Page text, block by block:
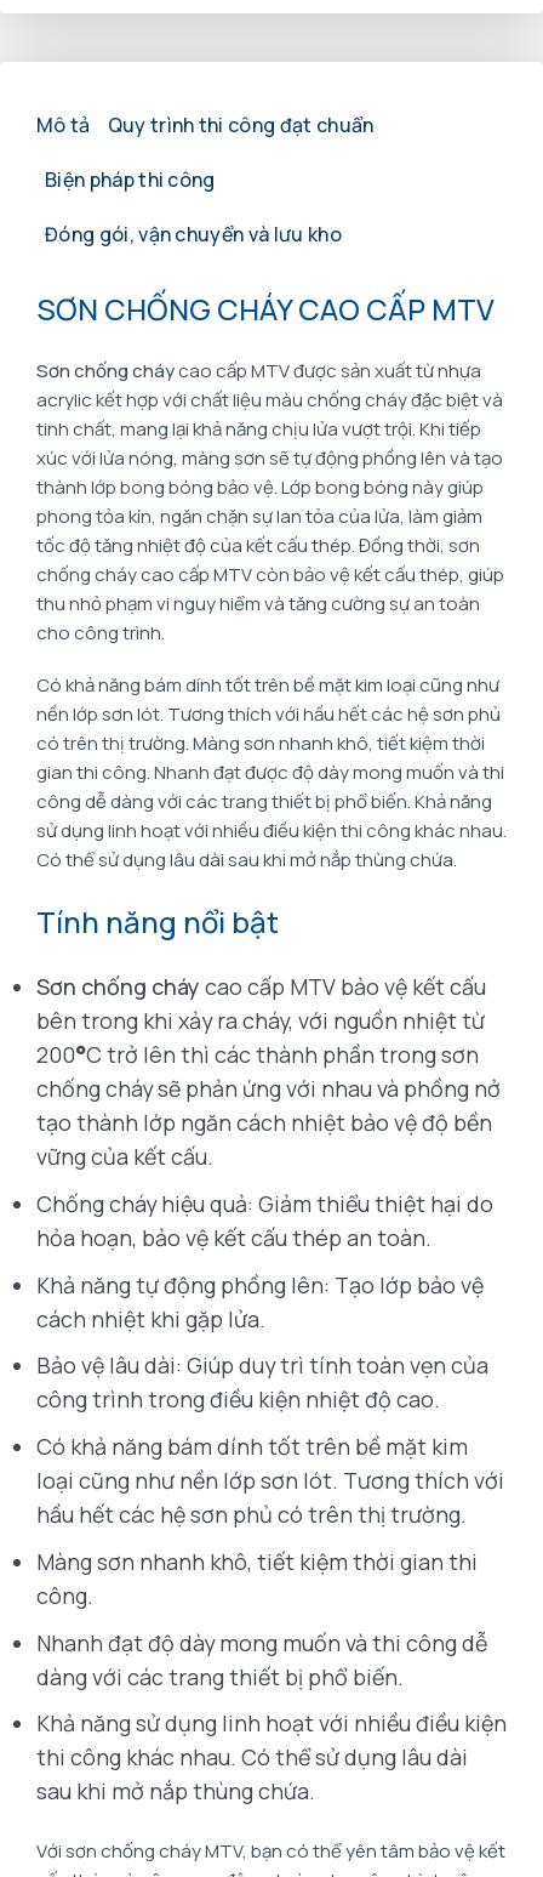
Mô tả Quy trình thi công đạt chuẩn
Biện pháp thi công
Đóng gói, vận chuyển và lưu kho
SƠN CHỐNG CHÁY CAO CẤP MTV
Sơn chống cháycao cấp MTV được sản xuất từ nhựa
acrylic kết hợp với chất liệu màu chống cháy đặc biệt và
tinh chất, mang lại khả năng chịu lửa vượt trội. Khi tiếp
xúc với lửa nóng, màng sơn sẽ tự động phồng lên và tạo
thành lớp bong bóng bảo vệ. Lớp bong bóng này giúp
phong tỏa kín, ngăn chặn sự lan tỏa của lửa, làm giảm
tốc độ tăng nhiệt độ của kết cấu thép. Đồng thời, sơn
chống cháy cao cấp MTV còn bảo vệ kết cấu thép, giúp
thu nhỏ phạm vi nguy hiểm và tăng cường sự an toàn
cho công trình.
Có khả năng bám dính tốt trên bề mặt kim loại cũng như
nền lớp sơn lót. Tương thích với hầu hết các hệ sơn phủ
có trên thị trường. Màng sơn nhanh khô, tiết kiệm thời
gian thi công. Nhanh đạt được độ dày mong muốn và thi
công dễ dàng với các trang thiết bị phổ biến. Khả năng
sử dụng linh hoạt với nhiều điều kiện thi công khác nhau.
Có thể sử dụng lâu dài sau khi mở nắp thùng chứa.
Tính năng nổi bật
Sơn chống cháy cao cấp MTV bảo vệ kết cấu
bên trong khi xảy ra cháy, với nguồn nhiệt từ
200°C trở lên thì các thành phần trong sơn
chống cháy sẽ phản ứng với nhau và phồng nở
tạo thành lớp ngăn cách nhiệt bảo vệ độ bền
vững của kết cấu.
Chống cháy hiệu quả: Giảm thiểu thiệt hại do
hỏa hoạn, bảo vệ kết cấu thép an toàn.
Khả năng tự động phồng lên: Tạo lớp bảo vệ
cách nhiệt khi gặp lửa.
Bảo vệ lâu dài: Giúp duy trì tính toàn vẹn của
công trình trong điều kiện nhiệt độ cao.
Có khả năng bám dính tốt trên bề mặt kim
loại cũng như nền lớp sơn lót. Tương thích với
hầu hết các hệ sơn phủ có trên thị trường.
Màng sơn nhanh khô, tiết kiệm thời gian thi
công.
Nhanh đạt độ dày mong muốn và thi công dễ
dàng với các trang thiết bị phổ biến.
Khả năng sử dụng linh hoạt với nhiều điều kiện
thi công khác nhau. Có thể sử dụng lâu dài
sau khi mở nắp thùng chứa.
Với sơn chống cháy MTV, bạn có thể yên tâm bảo vệ kết